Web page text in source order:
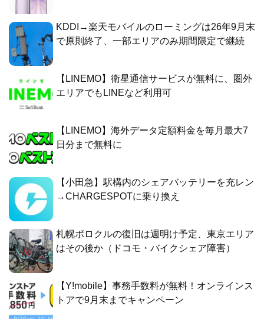
KDDI→楽天モバイルのローミングは26年9月末
で原則終了、一部エリアのみ期間限定で継続
【LINEMO】衛星通信サービスが無料に、圏外
エリアでもLINEなど利用可
【LINEMO】海外データ定額料金を毎月最大7
日分まで無料に
【小田急】駅構内のシェアバッテリーを充レン
→CHARGESPOTに乗り換え
札幌ポロクルの復旧は週明け予定、東京エリア
はその後か（ドコモ・バイクシェア障害）
【Y!mobile】事務手数料が無料！オンラインス
トアで9月末までキャンペーン